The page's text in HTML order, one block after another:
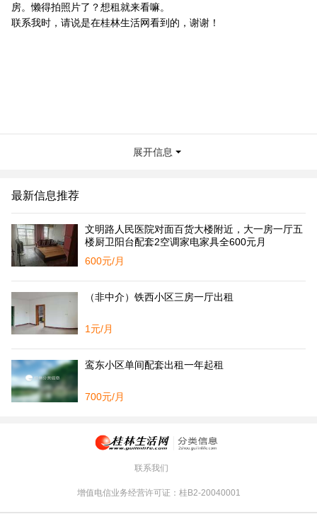
房。懒得拍照片了？想租就来看嘛。
联系我时，请说是在桂林生活网看到的，谢谢！
展开信息
最新信息推荐
文明路人民医院对面百货大楼附近，大一房一厅五
楼厨卫阳台配套2空调家电家具全600元月
600元/月
（非中介）铁西小区三房一厅出租
1元/月
鸾东小区单间配套出租一年起租
700元/月
联系我们
增值电信业务经营许可证：桂B2-20040001